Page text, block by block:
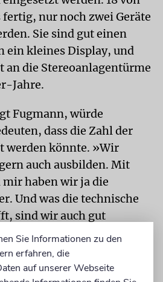
nur noch zwei Geräte
Sie sind gut einen
ein kleines Display, und
die Stereoanlagentürme
Jahre.
Fugmann, würde
dass die Zahl der
werden könnte. »Wir
auch ausbilden. Mit
mir haben wir ja die
Und was die technische
sind wir auch gut
Sie Informationen zu den
erfahren, die
auf unserer Webseite